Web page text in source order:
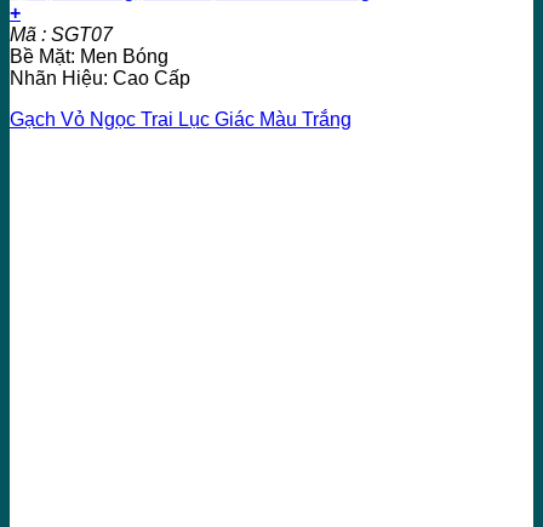
+
Mã : SGT07
Bề Mặt: Men Bóng
Nhãn Hiệu: Cao Cấp
Gạch Vỏ Ngọc Trai Lục Giác Màu Trắng